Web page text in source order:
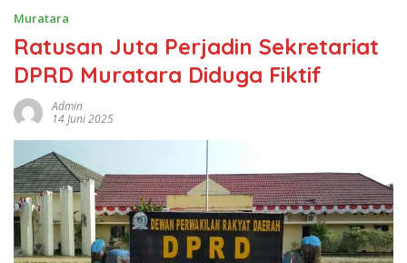
Muratara
Ratusan Juta Perjadin Sekretariat
DPRD Muratara Diduga Fiktif
Admin
14 Juni 2025